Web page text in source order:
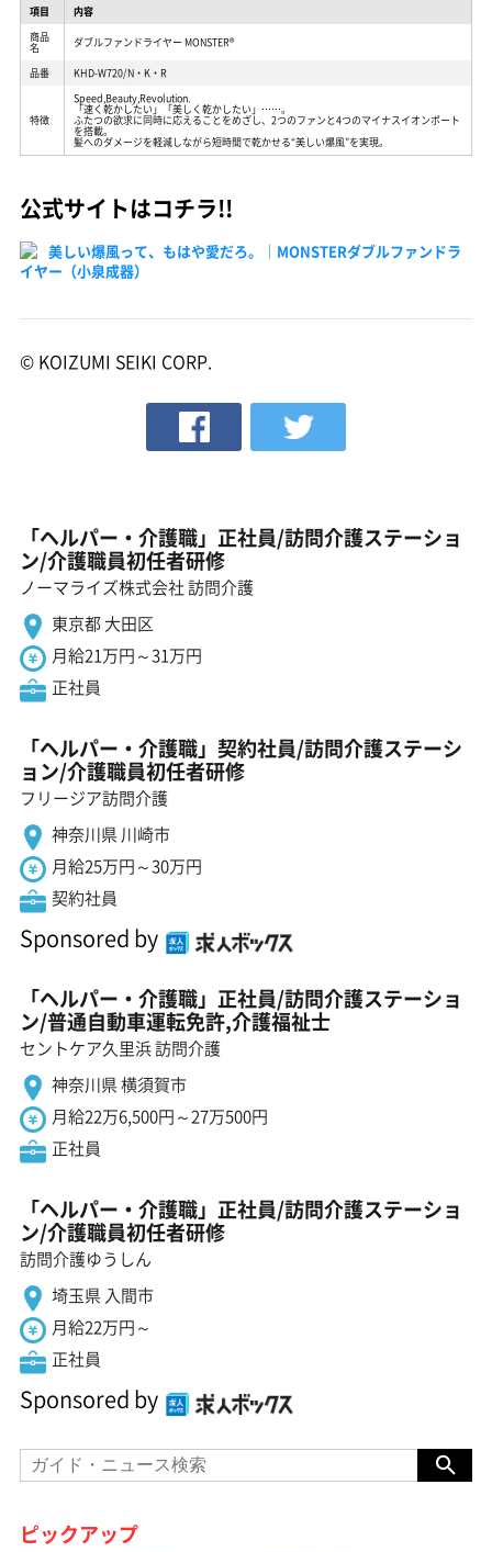
項目
内容
商品
名 ダブルファンドライヤー MONSTER®
品番 KHD-W720/N・K・R
特徴
Speed,Beauty,Revolution.
「速く乾かしたい」「美しく乾かしたい」……。
ふたつの欲求に同時に応えることをめざし、2つのファンと4つのマイナスイオンポート
を搭載。
髪へのダメージを軽減しながら短時間で乾かせる“美しい爆風”を実現。
公式サイトはコチラ!!
美しい爆風って、もはや愛だろ。｜MONSTERダブルファンドラ
イヤー（小泉成器）
© KOIZUMI SEIKI CORP.
「ヘルパー・介護職」正社員/訪問介護ステーショ
ン/介護職員初任者研修
ノーマライズ株式会社 訪問介護
東京都 大田区
月給21万円～31万円
正社員
「ヘルパー・介護職」契約社員/訪問介護ステーシ
ョン/介護職員初任者研修
フリージア訪問介護
神奈川県 川崎市
月給25万円～30万円
契約社員
Sponsored by
「ヘルパー・介護職」正社員/訪問介護ステーショ
ン/普通自動車運転免許,介護福祉士
セントケア久里浜 訪問介護
神奈川県 横須賀市
月給22万6,500円～27万500円
正社員
「ヘルパー・介護職」正社員/訪問介護ステーショ
ン/介護職員初任者研修
訪問介護ゆうしん
埼玉県 入間市
月給22万円～
正社員
Sponsored by
ピックアップ